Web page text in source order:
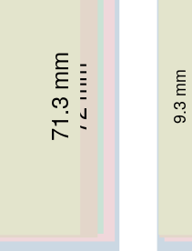
77.6 mm 9.7 mm
73 mm 7.8 mm
71 mm 9.3 mm
72 mm 9.1 mm
71.3 mm 9.3 mm